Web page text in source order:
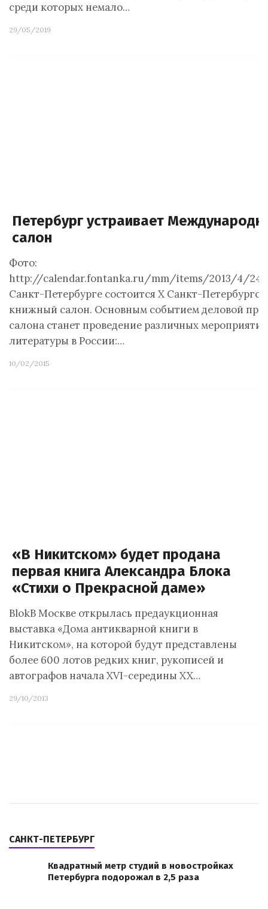
среди которых немало…
29/05/2019
Петербург устраивает
салон
Фото:
http://calendar.fontanka.ru/mm/items/2013/4/
Санкт-Петербурге состоится X Санкт-
книжный салон. Основным событием деловой
салона станет проведение различных
литературы в России:…
10/02/2015
«В Никитском» будет продана
первая книга Александра Блока
«Стихи о Прекрасной даме»
BlokВ Москве открылась предаукционная
выставка «Дома антикварной книги в
Никитском», на которой будут представлены
более 600 лотов редких книг, рукописей и
автографов начала XVI-середины XX…
29/10/2013
САНКТ-ПЕТЕРБУРГ
Квадратный метр студий в новостройках
Петербурга подорожал в 2,5 раза